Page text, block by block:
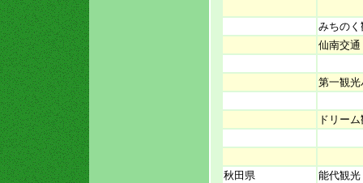
みちのく
仙南交通
第一観光
ドリー
秋田県 能代観光